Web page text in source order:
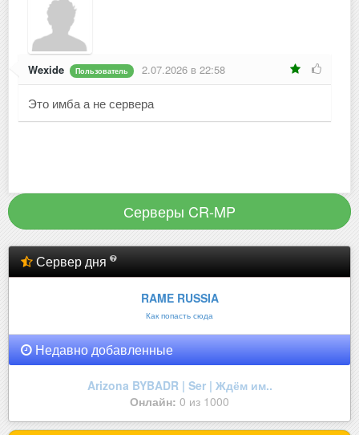
Wexide Пользователь 2.07.2026 в 22:58
Это имба а не сервера
Серверы CR-MP
Сервер дня
RAME RUSSIA
Как попасть сюда
Недавно добавленные
Arizona BYBADR | Ser | Ждём им..
Онлайн: 0 из 1000